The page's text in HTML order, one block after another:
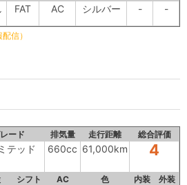
FAT AC シルバー - -
信）
ード 排気量 走行距離 総合評価
テッド 660cc 61,000km 4
シフト AC 色 内装 外装